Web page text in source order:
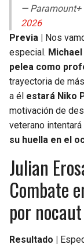
— Paramount+
2026
Previa |
Nos
especial.
pelea como
trayectoria de
a él estará Niko
motivación de
veterano intentará
su huella en el
Julian
Combate
por
Resultado |